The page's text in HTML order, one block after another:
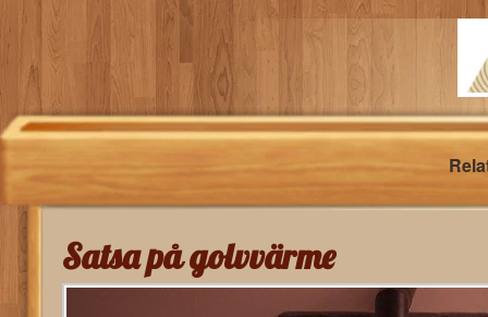
Satsa på golvvärme